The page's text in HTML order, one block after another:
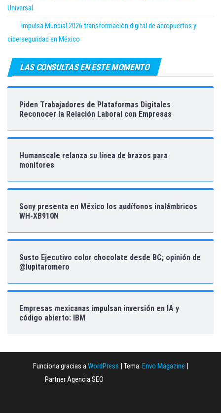
Universal
Impulsa Mundial 2026 transformación digital de aeropuertos y
ciberseguridad en México
LAS CONSULTAS EN ESTE MOMENTO
Piden Trabajadores de Plataformas Digitales
Reconocer la Relación Laboral con Empresas
Humanscale relanza su línea de brazos para
monitores
Sony presenta en México los audífonos inalámbricos
WH-XB910N
Susto Ejecutivo color chocolate desde BC; opinión de
@lupitaromero
Empresas mexicanas impulsan inversión en IA y
código abierto: IBM
Funciona gracias aWordPress Tema: Envo Magazine
Partner Agencia SEO